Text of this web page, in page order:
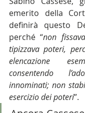
emerito della
definirà questo
perché “non
tipizzava poteri,
elencazione
consentendo
innominati; non
esercizio dei poteri”.